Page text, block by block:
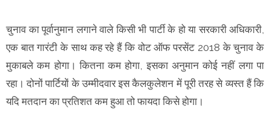
चुनाव का पूर्वानुमान लगाने वाले किसी भी पार्टी के हो या सरकारी अधिकारी,
एक बात गारंटी के साथ कह रहे हैं कि वोट ऑफ परसेंट 2018 के चुनाव के
मुकाबले कम होगा। कितना कम होगा, इसका अनुमान कोई नहीं लगा पा
रहा। दोनों पार्टियों के उम्मीदवार इस कैलकुलेशन में पूरी तरह से व्यस्त हैं कि
यदि मतदान का प्रतिशत कम हुआ तो फायदा किसे होगा।